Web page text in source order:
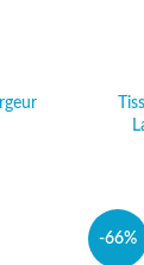
:est :
-66%